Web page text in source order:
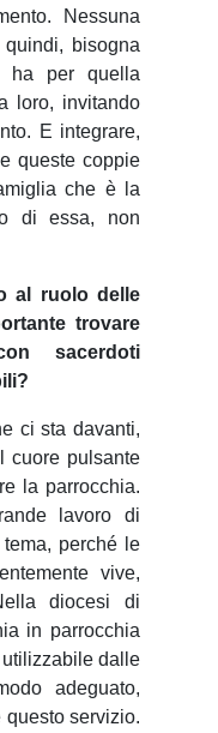
Nessuna
bisogna
ha per quella
loro, invitando
E integrare,
queste coppie
che è la
di essa, non
al ruolo delle
trovare
sacerdoti
ci sta davanti,
cuore pulsante
la parrocchia.
lavoro di
perché le
vive,
diocesi di
in parrocchia
dalle
adeguato,
questo servizio.